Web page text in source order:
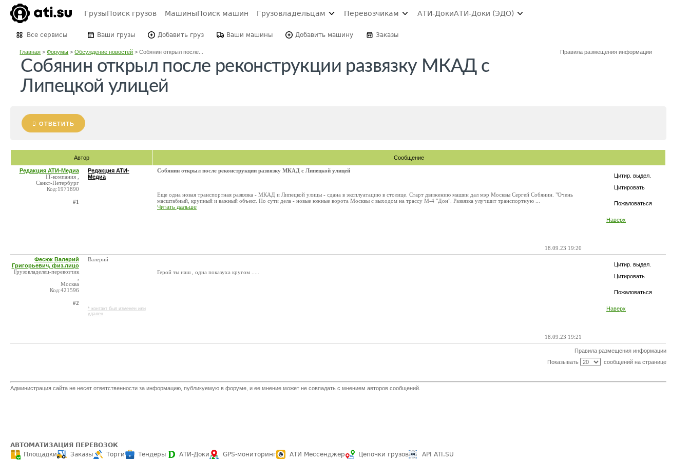
ГрузыПоиск грузов МашиныПоиск машин Грузовладельцам Перевозчикам АТИ-ДокиАТИ-Доки (ЭДО)
Все сервисы Ваши грузы Добавить груз Ваши машины Добавить машину Заказы
Главная >Форумы >Обсуждение новостей >Собянин открыл после... Правила размещения информации
Собянин открыл после реконструкции развязку МКАД с
Липецкой улицей
ОТВЕТИТЬ
Автор Сообщение
Цитир. выдел.
Цитировать
Пожаловаться
Наверх
Редакция АТИ-Медиа
IT-компания ,
Санкт-Петербург
Код:1971890
#1
Редакция АТИ-
Медиа
Собянин открыл после реконструкции развязку МКАД с Липецкой улицей
Еще одна новая транспортная развязка - МКАД и Липецкой улицы - сдана в эксплуатацию в столице. Старт движению машин дал мэр Москвы Сергей Собянин. "Очень
масштабный, крупный и важный объект. По сути дела - новые южные ворота Москвы с выходом на трассу М-4 "Дон". Развязка улучшит транспортную ...
Читать дальше
18.09.23 19:20
Цитир. выдел.
Цитировать
Пожаловаться
Наверх
Фесюк Валерий
Григорьевич, физ.лицо
Грузовладелец-перевозчик
Москва
Код:421596
#2
Валерий
* контакт был изменен или
удален
Герой ты наш , одна показуха кругом .....
18.09.23 19:21
Правила размещения информации
Показывать
сообщений на странице
Администрация сайта не несет ответственности за информацию, публикуемую в форуме, и ее мнение может не совпадать с мнением авторов сообщений.
АВТОМАТИЗАЦИЯ ПЕРЕВОЗОК
Площадки
Заказы Торги Тендеры АТИ-Доки GPS-мониторинг АТИ Мессенджер Цепочки грузов API ATI.SU